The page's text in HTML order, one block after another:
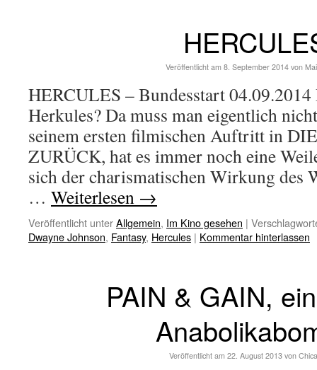
Veröffentlicht am 8. September 2014 von
HERCULES – Bundesstart 04.09.2014
Herkules? Da muss man eigentlich
seinem ersten filmischen Auftritt in
ZURÜCK, hat es immer noch eine
sich der charismatischen Wirkung des
… Weiterlesen →
Veröffentlicht unterAllgemein, Im Kino gesehen |
Dwayne Johnson, Fantasy, Hercules | Kommentar hinterlassen
PAIN & GAIN,
Veröffentlicht am 22. August 2013 von